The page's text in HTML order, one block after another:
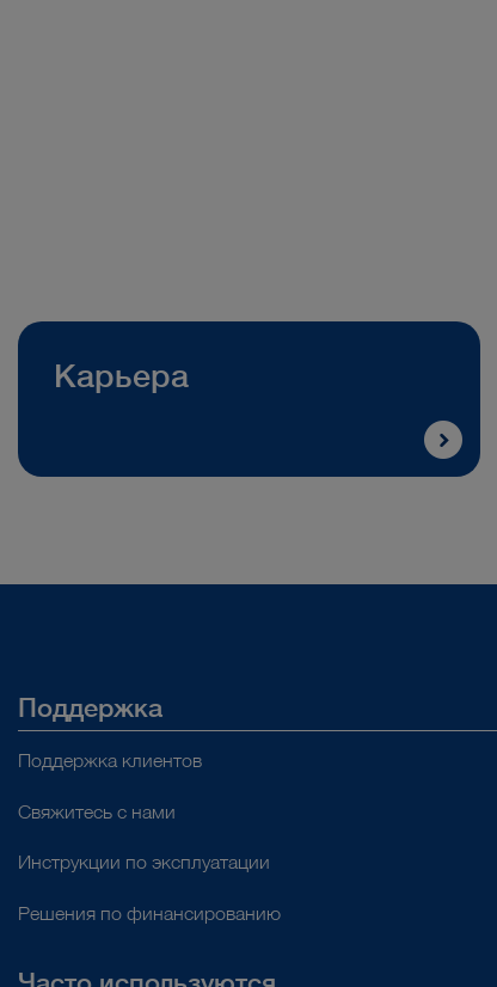
Карьера
Поддержка
Поддержка клиентов
Свяжитесь с нами
Инструкции по эксплуатации
Решения по финансированию